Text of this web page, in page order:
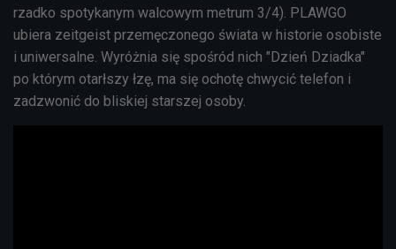
rzadko spotykanym walcowym metrum 3/4). PLAWGO
ubiera zeitgeist przemęczonego świata w historie osobiste
i uniwersalne. Wyróżnia się spośród nich "Dzień Dziadka"
po którym otarłszy łzę, ma się ochotę chwycić telefon i
zadzwonić do bliskiej starszej osoby.